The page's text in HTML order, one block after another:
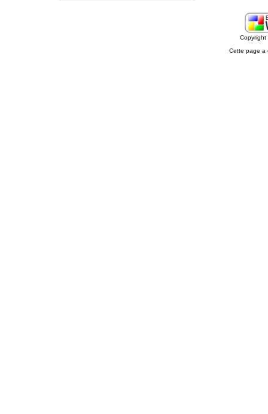
Cette page a